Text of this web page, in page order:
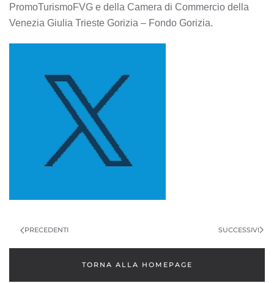
PromoTurismoFVG e della Camera di Commercio della
Venezia Giulia Trieste Gorizia – Fondo Gorizia.
PRECEDENTI SUCCESSIVI
TORNA ALLA HOMEPAGE